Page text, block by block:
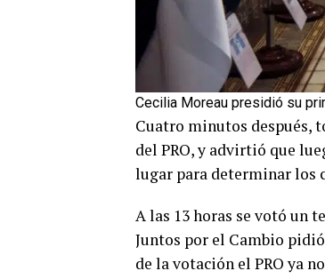
Cecilia Moreau presidió su
Cuatro minutos después,
del PRO, y advirtió que
lugar para determinar los
A las 13 horas se votó un
Juntos por el Cambio
de la votación el PRO ya